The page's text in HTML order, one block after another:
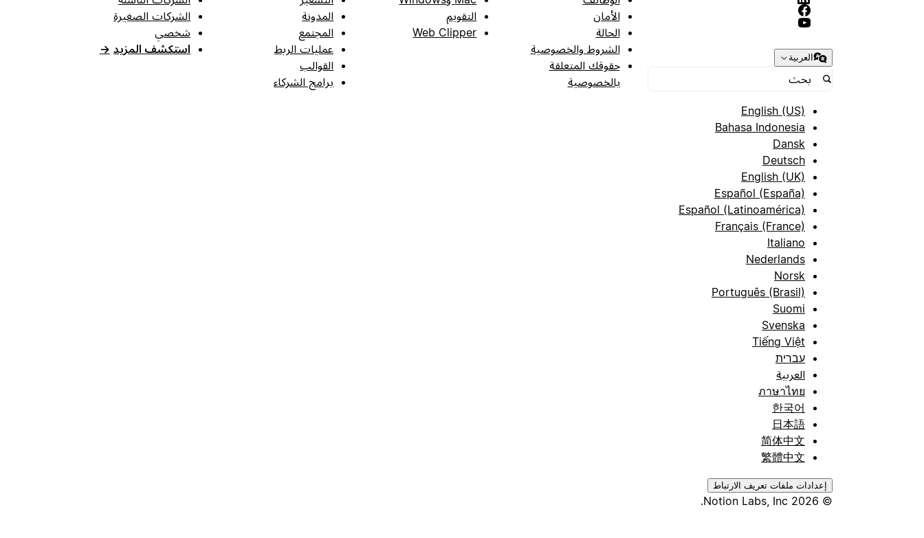
العربية
English (US)
Bahasa Indonesia
Dansk
Deutsch
English (UK)
Español (España)
Español (Latinoamérica)
Français (France)
Italiano
Nederlands
Norsk
Português (Brasil)
Suomi
Svenska
Tiếng Việt
עברית
العربية
ภาษาไทย
한국어
日本語
简体中文
繁體中文
إعدادات ملفات تعريف الارتباط
© 2026 Notion Labs, Inc.
الأمان
الحالة
الشروط والخصوصية
حقوقك المتعلقة
بالخصوصية
التقويم
Web Clipper
المدونة
المجتمع
عمليات الربط
القوالب
برامج الشركاء
الشركات الصغيرة
شخصي
استكشف المزيد →